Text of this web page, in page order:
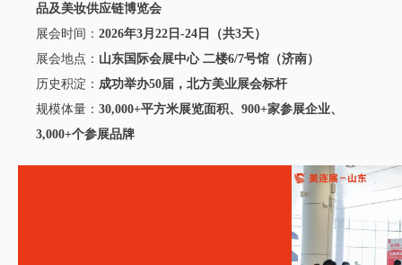
品及美妆供应链博览会
展会时间： 2026年3月22日-24日（共3天）
展会地点： 山东国际会展中心 二楼6/7号馆（济南）
历史积淀： 成功举办50届，北方美业展会标杆
规模体量： 30,000+平方米展览面积、900+家参展企业、
3,000+个参展品牌